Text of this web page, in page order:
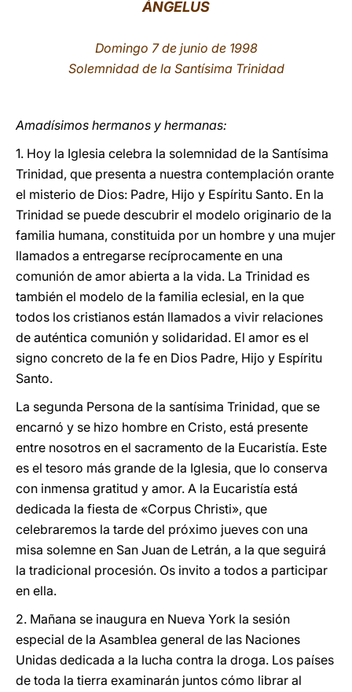
ÁNGELUS
Domingo 7 de junio de 1998
Solemnidad de la Santísima Trinidad
Amadísimos hermanos y hermanas:
1. Hoy la Iglesia celebra la solemnidad de la Santísima
Trinidad, que presenta a nuestra contemplación orante
el misterio de Dios: Padre, Hijo y Espíritu Santo. En la
Trinidad se puede descubrir el modelo originario de la
familia humana, constituida por un hombre y una mujer
llamados a entregarse recíprocamente en una
comunión de amor abierta a la vida. La Trinidad es
también el modelo de la familia eclesial, en la que
todos los cristianos están llamados a vivir relaciones
de auténtica comunión y solidaridad. El amor es el
signo concreto de la fe en Dios Padre, Hijo y Espíritu
Santo.
La segunda Persona de la santísima Trinidad, que se
encarnó y se hizo hombre en Cristo, está presente
entre nosotros en el sacramento de la Eucaristía. Este
es el tesoro más grande de la Iglesia, que lo conserva
con inmensa gratitud y amor. A la Eucaristía está
dedicada la fiesta de «Corpus Christi», que
celebraremos la tarde del próximo jueves con una
misa solemne en San Juan de Letrán, a la que seguirá
la tradicional procesión. Os invito a todos a participar
en ella.
2. Mañana se inaugura en Nueva York la sesión
especial de la Asamblea general de las Naciones
Unidas dedicada a la lucha contra la droga. Los países
de toda la tierra examinarán juntos cómo librar al